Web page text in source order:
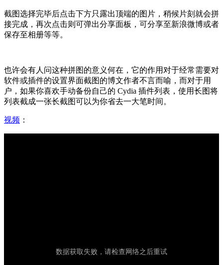
截图选择完毕后点击下方只露出顶端的图片，稍候片刻就会拼
接完成，再次点击则可弹出分享面板，可分享至新浪微博或者
保存至相册等等。
也许会有人问这种拼图的意义何在，它的作用对于经常需要对
软件或插件的设置界面截图的博文作者不言而喻，而对于用
户，如果你喜欢手动备份自己的 Cydia 插件列表，使用长图将
列表截成一张长截图可以为你省去一大笔时间。
视频 ：